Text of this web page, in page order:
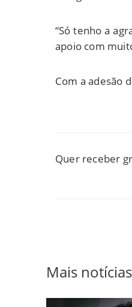
“Só tenho a
apoio com
Com a adesão
Quer receber
Mais notícias